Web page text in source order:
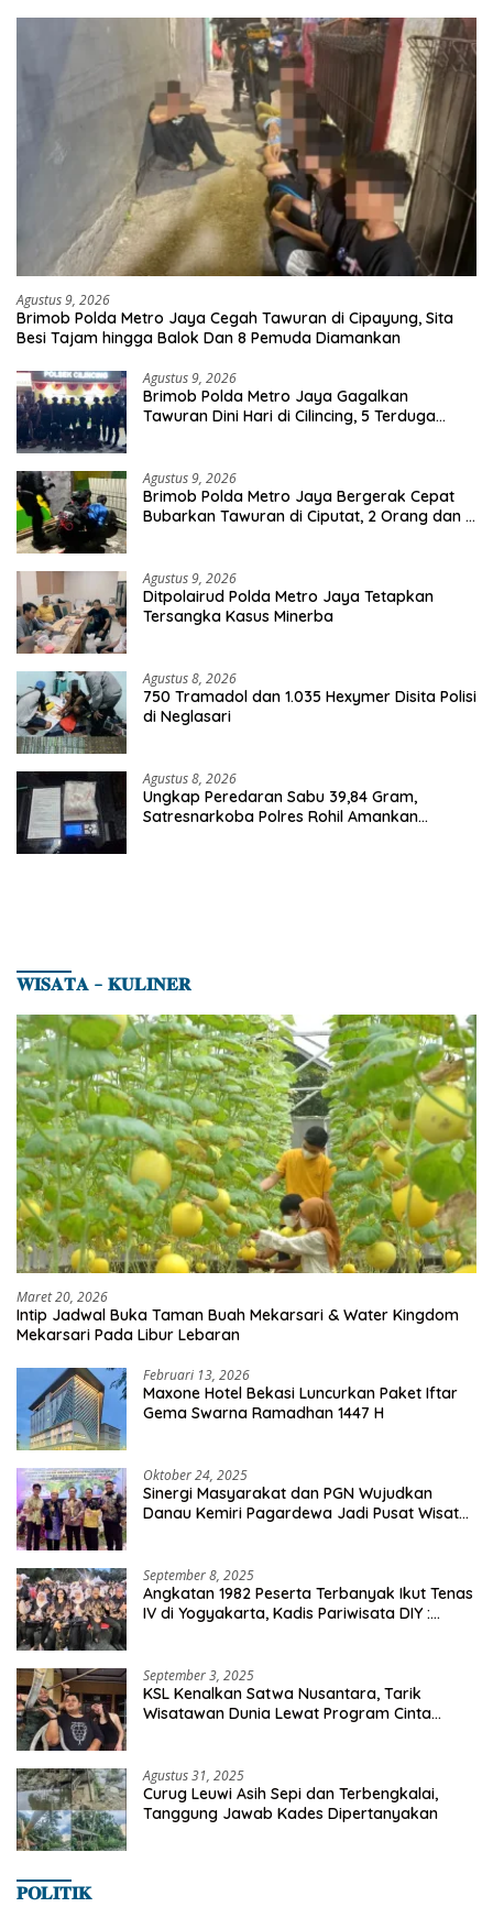
Agustus 9, 2026
Brimob Polda Metro Jaya Cegah Tawuran di Cipayung, Sita
Besi Tajam hingga Balok Dan 8 Pemuda Diamankan
Agustus 9, 2026
Brimob Polda Metro Jaya Gagalkan
Tawuran Dini Hari di Cilincing, 5 Terduga
Agustus 9, 2026
Brimob Polda Metro Jaya Bergerak Cepat
Bubarkan Tawuran di Ciputat, 2 Orang dan 3
Agustus 9, 2026
Ditpolairud Polda Metro Jaya Tetapkan
Tersangka Kasus Minerba
Agustus 8, 2026
750 Tramadol dan 1.035 Hexymer Disita Polisi
di Neglasari
Agustus 8, 2026
Ungkap Peredaran Sabu 39,84 Gram,
Satresnarkoba Polres Rohil Amankan
𝐖𝐈𝐒𝐀𝐓𝐀 – 𝐊𝐔𝐋𝐈𝐍𝐄𝐑
Maret 20, 2026
Intip Jadwal Buka Taman Buah Mekarsari & Water Kingdom
Mekarsari Pada Libur Lebaran
Februari 13, 2026
Maxone Hotel Bekasi Luncurkan Paket Iftar
Gema Swarna Ramadhan 1447 H
Oktober 24, 2025
Sinergi Masyarakat dan PGN Wujudkan
Danau Kemiri Pagardewa Jadi Pusat Wisata
September 8, 2025
Angkatan 1982 Peserta Terbanyak Ikut Tenas
IV di Yogyakarta, Kadis Pariwisata DIY :
September 3, 2025
KSL Kenalkan Satwa Nusantara, Tarik
Wisatawan Dunia Lewat Program Cinta
Agustus 31, 2025
Curug Leuwi Asih Sepi dan Terbengkalai,
Tanggung Jawab Kades Dipertanyakan
𝐏𝐎𝐋𝐈𝐓𝐈𝐊